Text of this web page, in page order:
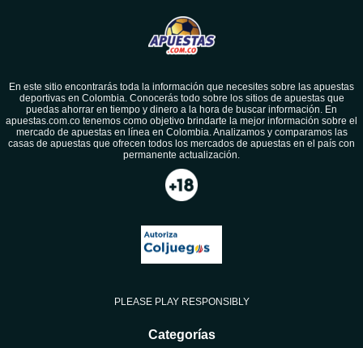
En este sitio encontrarás toda la información que necesites sobre las apuestas
deportivas en Colombia. Conocerás todo sobre los sitios de apuestas que
puedas ahorrar en tiempo y dinero a la hora de buscar información. En
apuestas.com.co tenemos como objetivo brindarte la mejor información sobre el
mercado de apuestas en línea en Colombia. Analizamos y comparamos las
casas de apuestas que ofrecen todos los mercados de apuestas en el país con
permanente actualización.
PLEASE PLAY RESPONSIBLY
Categorías